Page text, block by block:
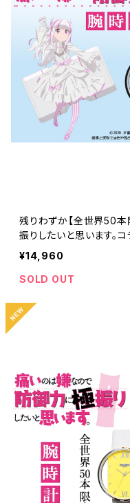
残りわずか【全世界50
振りしたいと思います
アルナンバー入り
¥14,960
SOLD OUT